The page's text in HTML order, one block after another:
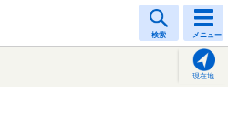
検索 メニュー
現在地